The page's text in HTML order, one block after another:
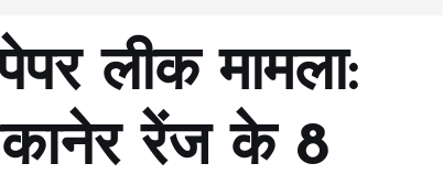
लीक मामला:
रेंज के 8